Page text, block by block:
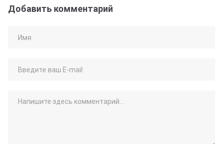
Добавить комментарий